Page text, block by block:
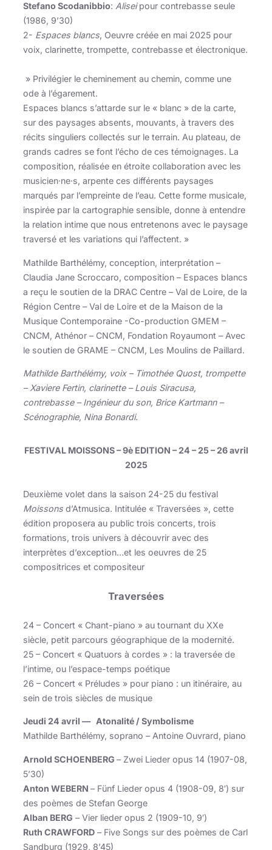
Stefano Scodanibbio: Aliseipour contrebasse seule
(1986, 9’30)
2- Espaces blancs, Oeuvre créée en mai 2025 pour
voix, clarinette, trompette, contrebasse et électronique.
» Privilégier le cheminement au chemin, comme une
ode à l’égarement.
Espaces blancs s’attarde sur le « blanc » de la carte,
sur des paysages absents, mouvants, à travers des
récits singuliers collectés sur le terrain. Au plateau, de
grands cadres se font l’écho de ces témoignages. La
composition, réalisée en étroite collaboration avec les
musicien·ne·s, arpente ces différents paysages
marqués par l’empreinte de l’eau. Cette forme musicale,
inspirée par la cartographie sensible, donne à entendre
la relation intime que nous entretenons avec le paysage
traversé et les variations qui l’affectent. »
Mathilde Barthélémy, conception, interprétation –
Claudia Jane Scroccaro, composition – Espaces blancs
a reçu le soutien de la DRAC Centre – Val de Loire, de la
Région Centre – Val de Loire et de la Maison de la
Musique Contemporaine -Co-production GMEM –
CNCM, Athénor – CNCM, Fondation Royaumont – Avec
le soutien de GRAME – CNCM, Les Moulins de Paillard.
Mathilde Barthélémy, voix – Timothée Quost, trompette
– Xaviere Fertin, clarinette – Louis Siracusa,
contrebasse – Ingénieur du son, Brice Kartmann –
Scénographie, Nina Bonardi.
FESTIVAL MOISSONS – 9è EDITION – 24 – 25 – 26 avril
2025
Deuxième volet dans la saison 24-25 du festival
Moissons d’Atmusica. Intitulée « Traversées », cette
édition proposera au public trois concerts, trois
formations, trois univers à découvrir avec des
interprètes d’exception…et les oeuvres de 25
compositrices et compositeur
Traversées
24 – Concert « Chant-piano » au tournant du XXe
siècle, petit parcours géographique de la modernité.
25 – Concert « Quatuors à cordes » : la traversée de
l’intime, ou l’espace-temps poétique
26 – Concert « Préludes » pour piano : un itinéraire, au
sein de trois siècles de musique
Jeudi 24 avril — Atonalité / Symbolisme
Mathilde Barthélémy, soprano – Antoine Ouvrard, piano
Arnold SCHOENBERG – Zwei Lieder opus 14 (1907-08,
5’30)
Anton WEBERN – Fünf Lieder opus 4 (1908-09, 8′) sur
des poèmes de Stefan George
Alban BERG – Vier lieder opus 2 (1909-10, 9′)
Ruth CRAWFORD – Five Songs sur des poèmes de Carl
Sandburg (1929, 8’45)